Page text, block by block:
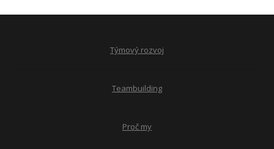
Týmový rozvoj
Teambuilding
Proč my